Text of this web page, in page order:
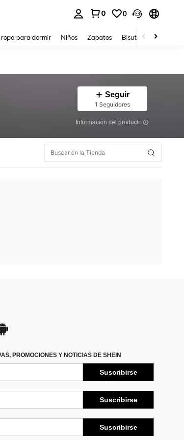
0 0
para dormir Niños Zapatos Bisutería Y
Seguir
1 Seguidores
Información del producto
PROMOCIONES Y NOTICIAS DE SHEIN
Suscribirse
Suscribirse
Suscribirse